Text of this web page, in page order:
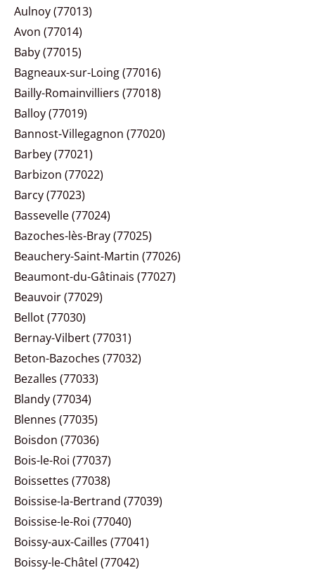
Aulnoy (77013)
Avon (77014)
Baby (77015)
Bagneaux-sur-Loing (77016)
Bailly-Romainvilliers (77018)
Balloy (77019)
Bannost-Villegagnon (77020)
Barbey (77021)
Barbizon (77022)
Barcy (77023)
Bassevelle (77024)
Bazoches-lès-Bray (77025)
Beauchery-Saint-Martin (77026)
Beaumont-du-Gâtinais (77027)
Beauvoir (77029)
Bellot (77030)
Bernay-Vilbert (77031)
Beton-Bazoches (77032)
Bezalles (77033)
Blandy (77034)
Blennes (77035)
Boisdon (77036)
Bois-le-Roi (77037)
Boissettes (77038)
Boissise-la-Bertrand (77039)
Boissise-le-Roi (77040)
Boissy-aux-Cailles (77041)
Boissy-le-Châtel (77042)